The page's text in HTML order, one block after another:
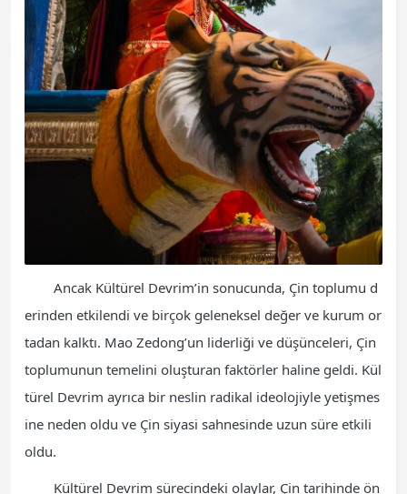
Ancak Kültürel Devrim’in sonucunda, Çin toplumu d
erinden etkilendi ve birçok geleneksel değer ve kurum or
tadan kalktı. Mao Zedong’un liderliği ve düşünceleri, Çin
toplumunun temelini oluşturan faktörler haline geldi. Kül
türel Devrim ayrıca bir neslin radikal ideolojiyle yetişmes
ine neden oldu ve Çin siyasi sahnesinde uzun süre etkili
oldu.
Kültürel Devrim sürecindeki olaylar, Çin tarihinde ön